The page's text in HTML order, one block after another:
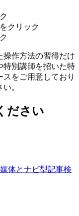
クリック
操作方法の習得だけ
特別講師を招いた特
をご用意しており
。
ださい
体とナビ型記事検